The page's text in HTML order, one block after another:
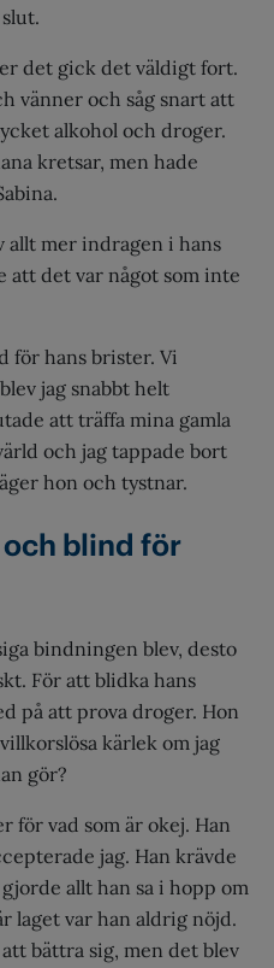
det gick det väldigt fort.
vänner och såg snart att
alkohol och droger.
kretsar, men hade
allt mer indragen i hans
att det var något som inte
för hans brister. Vi
jag snabbt helt
att träffa mina gamla
och jag tappade bort
hon och tystnar.
blind för
bindningen blev, desto
För att blidka hans
på att prova droger. Hon
kärlek om jag
gör?
för vad som är okej. Han
jag. Han krävde
allt han sa i hopp om
laget var han aldrig nöjd.
bättra sig, men det blev